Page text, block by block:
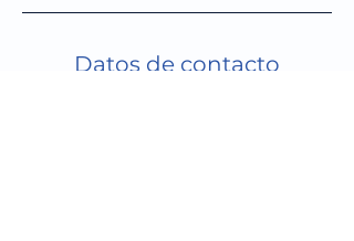
Datos de contacto